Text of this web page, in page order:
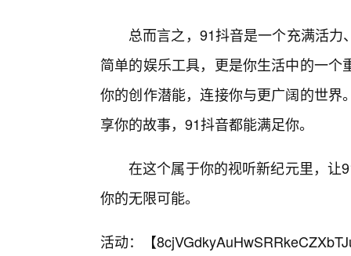
总而言之，91抖音是一个充满活
简单的娱乐工具，更是你生活中的一
你的创作潜能，连接你与更广阔的世
享你的故事，91抖音都能满足你。
在这个属于你的视听新纪元里，让
你的无限可能。
活动：【